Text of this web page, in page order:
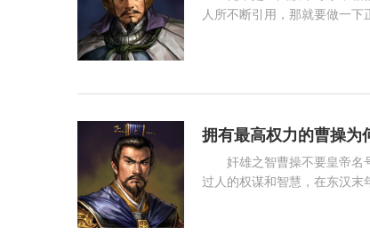
人所不断引用，那就要做一
了
拥有最高权力的曹操为
奸雄之智曹操不要皇帝名号的玄机 曹操是我国历史上颇受争议的一个人物，他出
过人的权谋和智慧，在东汉末